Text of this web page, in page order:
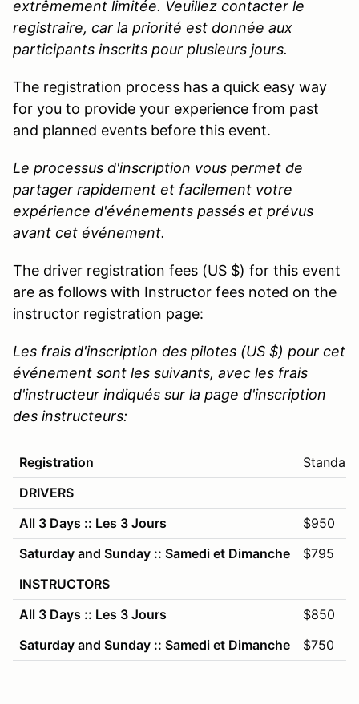
extrêmement limitée. Veuillez contacter le
registraire, car la priorité est donnée aux
participants inscrits pour plusieurs jours.
The registration process has a quick easy way
for you to provide your experience from past
and planned events before this event.
Le processus d'inscription vous permet de
partager rapidement et facilement votre
expérience d'événements passés et prévus
avant cet événement.
The driver registration fees (US $) for this event
are as follows with Instructor fees noted on the
instructor registration page:
Les frais d'inscription des pilotes (US $) pour cet
événement sont les suivants, avec les frais
d'instructeur indiqués sur la page d'inscription
des instructeurs:
Registration
DRIVERS
All 3 Days :: Les 3 Jours
$950
Saturday and Sunday :: Samedi et Dimanche
$795
INSTRUCTORS
All 3 Days :: Les 3 Jours
$850
Saturday and Sunday :: Samedi et Dimanche
$750